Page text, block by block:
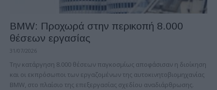
BMW: Προχωρά στην περικοπή 8.000
θέσεων εργασίας
31/07/2026
Την κατάργηση 8.000 θέσεων παγκοσμίως αποφάσισαν η διοίκηση
και οι εκπρόσωποι των εργαζομένων της αυτοκινητοβιομηχανίας
ΒΜW, στο πλαίσιο της επεξεργασίας σχεδίου αναδιάρθρωσης.